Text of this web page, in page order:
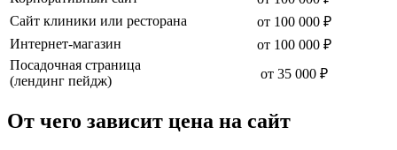
Сайт клиники или ресторана
от 100 000 ₽
Интернет-магазин
от 100 000 ₽
Посадочная страница
(лендинг пейдж)
от 35 000 ₽
От чего зависит цена на сайт